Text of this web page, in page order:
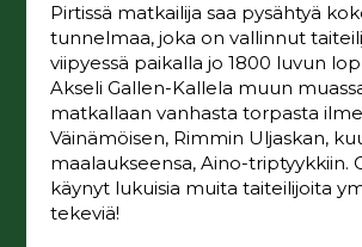
Pirtissä matkailija saa pysähtyä
tunnelmaa, joka on vallinnut
viipyessä paikalla jo 1800 luvun
Akseli Gallen-Kallela muun
matkallaan vanhasta torpasta
Väinämöisen, Rimmin Uljaskan,
maalaukseensa, Aino-triptyykkiin.
käynyt lukuisia muita taiteilijoita
tekeviä!